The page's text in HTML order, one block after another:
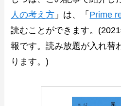
人の考え方 」は、「 Prime
読むことができます。
報です。読み放題が入れ替
ります。)